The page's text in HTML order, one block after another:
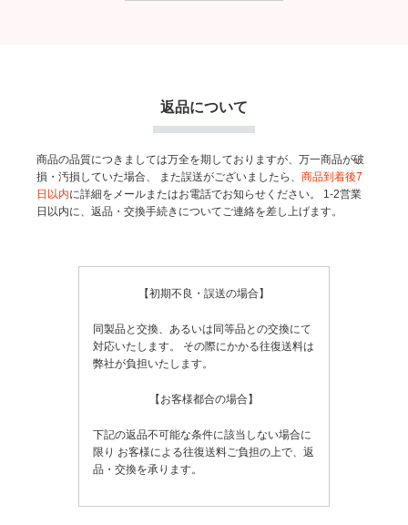
返品について
商品の品質につきましては万全を期しておりますが、万一商品が破
損・汚損していた場合、
また誤送がございましたら、商品到着後7
日以内に詳細をメールまたはお電話でお知らせください。
1-2営業
日以内に、返品・交換手続きについてご連絡を差し上げます。
【初期不良・誤送の場合】
同製品と交換、あるいは同等品との交換にて
対応いたします。
その際にかかる往復送料は
弊社が負担いたします。
【お客様都合の場合】
下記の返品不可能な条件に該当しない場合に
限り お客様による往復送料ご負担の上で、返
品・交換を承ります。